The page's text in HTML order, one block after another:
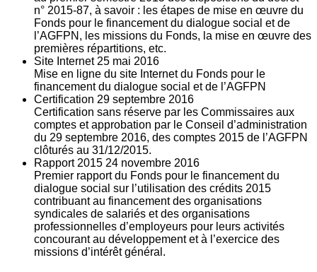
n° 2015-87, à savoir : les étapes de mise en œuvre du
Fonds pour le financement du dialogue social et de
l’AGFPN, les missions du Fonds, la mise en œuvre des
premières répartitions, etc.
Site Internet 25 mai 2016
Mise en ligne du site Internet du Fonds pour le
financement du dialogue social et de l’AGFPN
Certification 29 septembre 2016
Certification sans réserve par les Commissaires aux
comptes et approbation par le Conseil d’administration
du 29 septembre 2016, des comptes 2015 de l’AGFPN
clôturés au 31/12/2015.
Rapport 2015 24 novembre 2016
Premier rapport du Fonds pour le financement du
dialogue social sur l’utilisation des crédits 2015
contribuant au financement des organisations
syndicales de salariés et des organisations
professionnelles d’employeurs pour leurs activités
concourant au développement et à l’exercice des
missions d’intérêt général.